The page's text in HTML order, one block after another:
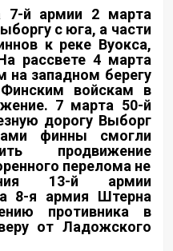
7-й армии 2 марта
с юга, а части
к реке Вуокса,
рассвете 4 марта
на западном берегу
войскам в
7 марта 50-й
дорогу Выборг
финны смогли
продвижение
перелома не
13-й армии
8-я армия Штерна
противника в
от Ладожского